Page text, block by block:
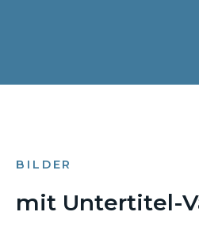
BILDER
mit Untertitel-